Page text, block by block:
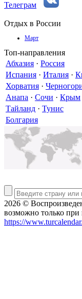
Телеграм
Отдых в России
Март
Топ-направления
Абхазия · Россия
Испания · Италия ·
Хорватия ·
Анапа · Сочи · Крым
Тайланд · Тунис
Болгария
2026 ©
возможно только
https://